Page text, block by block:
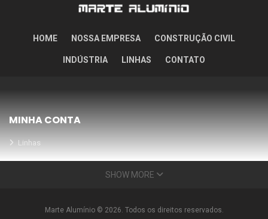
HOME NOSSA EMPRESA CONSTRUÇÃO CIVIL
INDÚSTRIA LINHAS CONTATO
MINHA CONTA
Linhas
Meus Orçamentos
Condições Especiais
SHOW MORE
Marte Alumínio © 2026. Todos os direitos reservados.